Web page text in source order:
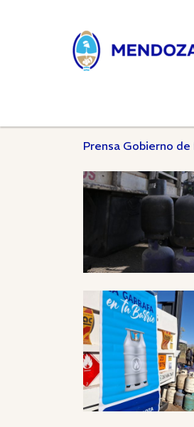
Prensa Gobierno